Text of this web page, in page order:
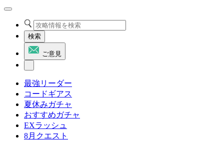
検索
ご意見
最強リーダー
コードギアス
夏休みガチャ
おすすめガチャ
EXラッシュ
8月クエスト